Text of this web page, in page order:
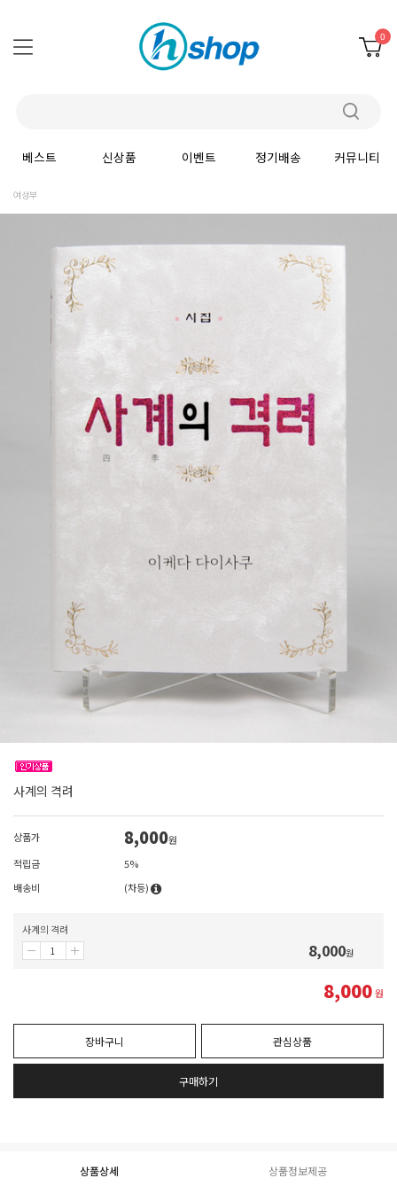
0
베스트 신상품 이벤트 정기배송 커뮤니티
여성부
사계의 격려
상품가 8,000원
적립금
5%
배송비
(차등)
사계의 격려
8,000원
8,000원
장바구니 관심상품
구매하기
상품상세 상품정보제공